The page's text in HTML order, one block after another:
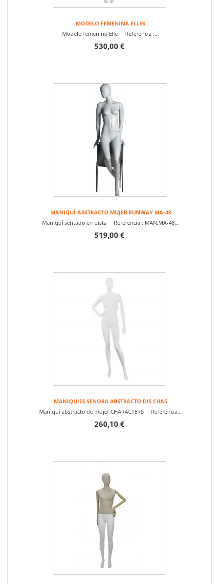
MODELO FEMENINA ELLE6
Modelo femenino Elle Referencia :...
530,00 €
MANIQUÍ ABSTRACTO MUJER RUNWAY MA-48
Maniquí sentado en pista Referencia : MAN.MA-48...
519,00 €
MANIQUIES SENORA ABSTRACTO DIS CHA5
Maniquí abstracto de mujer CHARACTERS Referencia...
260,10 €